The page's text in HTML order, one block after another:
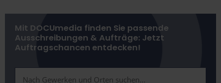
WISSENSWERTES
ÜBER DOCUMEDIA
Mit DOCUmedia finden Sie passende
Ausschreibungen & Aufträge: Jetzt
Auftragschancen entdecken!